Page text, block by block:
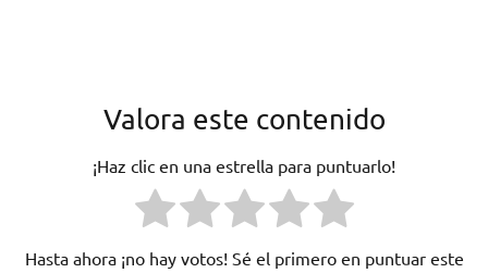
Valora este contenido
¡Haz clic en una estrella para puntuarlo!
Hasta ahora ¡no hay votos! Sé el primero en puntuar este